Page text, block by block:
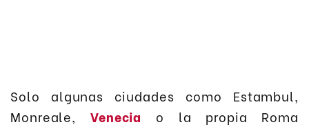
Solo algunas ciudades como Estambul,
Monreale, Venecia o la propia Roma